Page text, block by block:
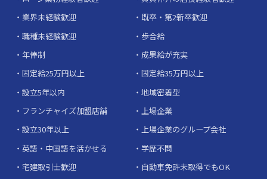
業界未経験歓迎
既卒・第2新卒歓迎
職種未経験歓迎
歩合給
年俸制
成果給が充実
固定給25万円以上
固定給35万円以上
設立5年以内
地域密着型
フランチャイズ加盟店舗
上場企業
設立30年以上
上場企業のグループ会社
英語・中国語を活かせる
学歴不問
宅建取引士歓迎
自動車免許未取得でもOK